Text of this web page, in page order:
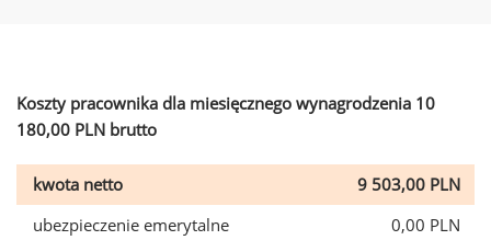
Koszty pracownika dla miesięcznego wynagrodzenia 10
180,00 PLN brutto
kwota netto
9 503,00 PLN
ubezpieczenie emerytalne
0,00 PLN